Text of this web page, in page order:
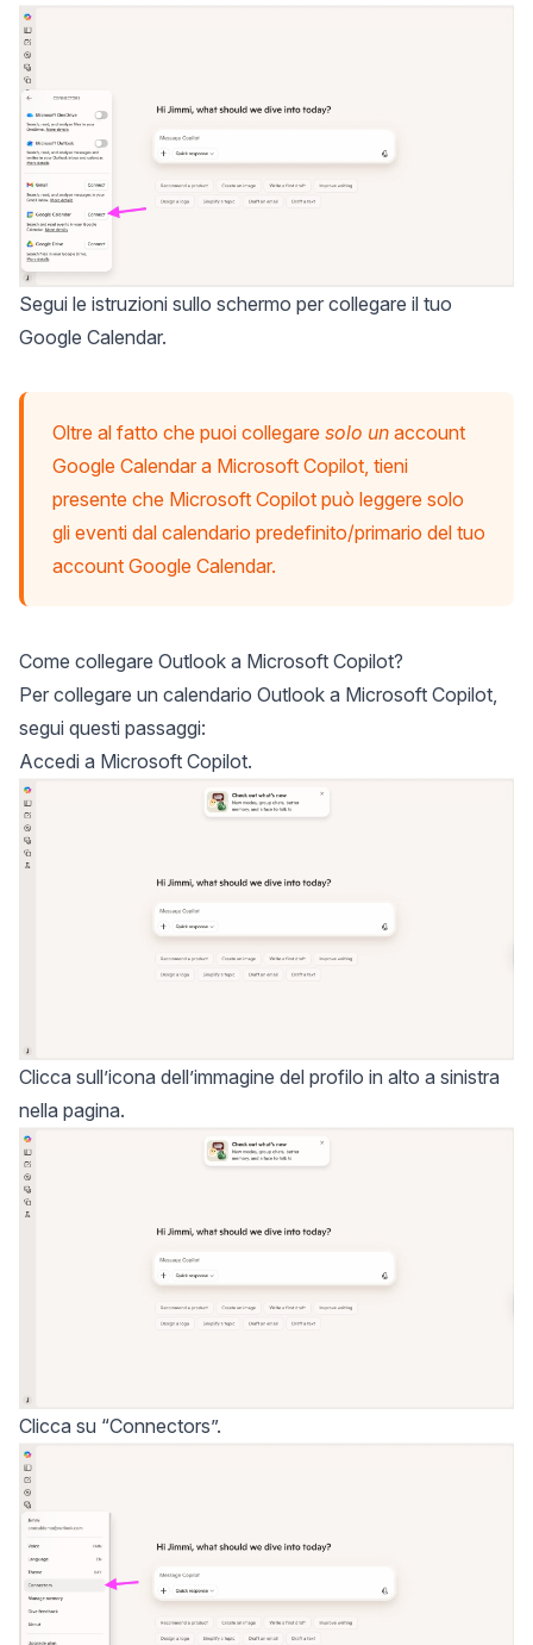
Segui le istruzioni sullo schermo per collegare il tuo
Google Calendar.
Oltre al fatto che puoi collegare solo un account
Google Calendar a Microsoft Copilot, tieni
presente che Microsoft Copilot può leggere solo
gli eventi dal calendario predefinito/primario del tuo
account Google Calendar.
Come collegare Outlook a Microsoft Copilot?
Per collegare un calendario Outlook a Microsoft Copilot,
segui questi passaggi:
Accedi a Microsoft Copilot.
Clicca sull’icona dell’immagine del profilo in alto a sinistra
nella pagina.
Clicca su “Connectors”.